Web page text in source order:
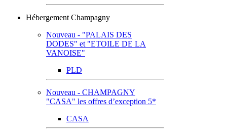
Hébergement Champagny
Nouveau - "PALAIS DES
DODES" et "ETOILE DE LA
VANOISE"
PLD
Nouveau - CHAMPAGNY
"CASA" les offres d’exception 5*
CASA